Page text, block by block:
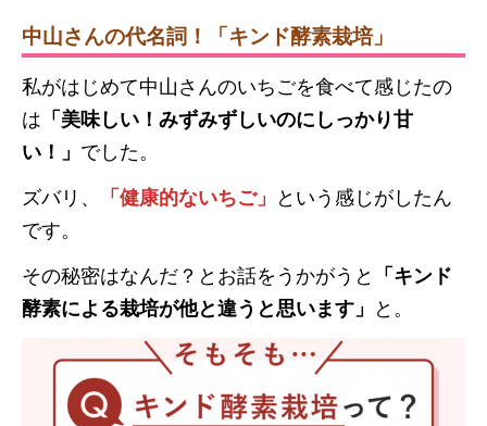
中山さんの代名詞！「キンド酵素栽培」
私がはじめて中山さんのいちごを食べて感じたの
は 「美味しい！みずみずしいのにしっかり甘
い！」 でした。
ズバリ、
「健康的ないちご」
という感じがしたん
です。
その秘密はなんだ？とお話をうかがうと
「キンド
酵素による栽培が他と違うと思います」
と。